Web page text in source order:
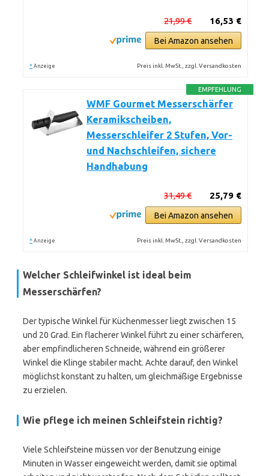
16,53 €
21,99 €
Bei Amazon ansehen
* Anzeige Preis inkl. MwSt., zzgl. Versandkosten
EMPFEHLUNG
WMF Gourmet Messerschärfer
Keramikscheiben,
Messerschleifer 2 Stufen, Vor-
und Nachschleifen, sichere
Handhabung
25,79 €
31,49 €
Bei Amazon ansehen
* Anzeige Preis inkl. MwSt., zzgl. Versandkosten
Welcher Schleifwinkel ist ideal beim
Messerschärfen?
Der typische Winkel für Küchenmesser liegt zwischen 15
und 20 Grad. Ein flacherer Winkel führt zu einer schärferen,
aber empfindlicheren Schneide, während ein größerer
Winkel die Klinge stabiler macht. Achte darauf, den Winkel
möglichst konstant zu halten, um gleichmäßige Ergebnisse
zu erzielen.
Wie pflege ich meinen Schleifstein richtig?
Viele Schleifsteine müssen vor der Benutzung einige
Minuten in Wasser eingeweicht werden, damit sie optimal